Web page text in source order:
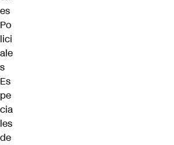
es
Po
lici
ale
s
Es
pe
cia
les
de